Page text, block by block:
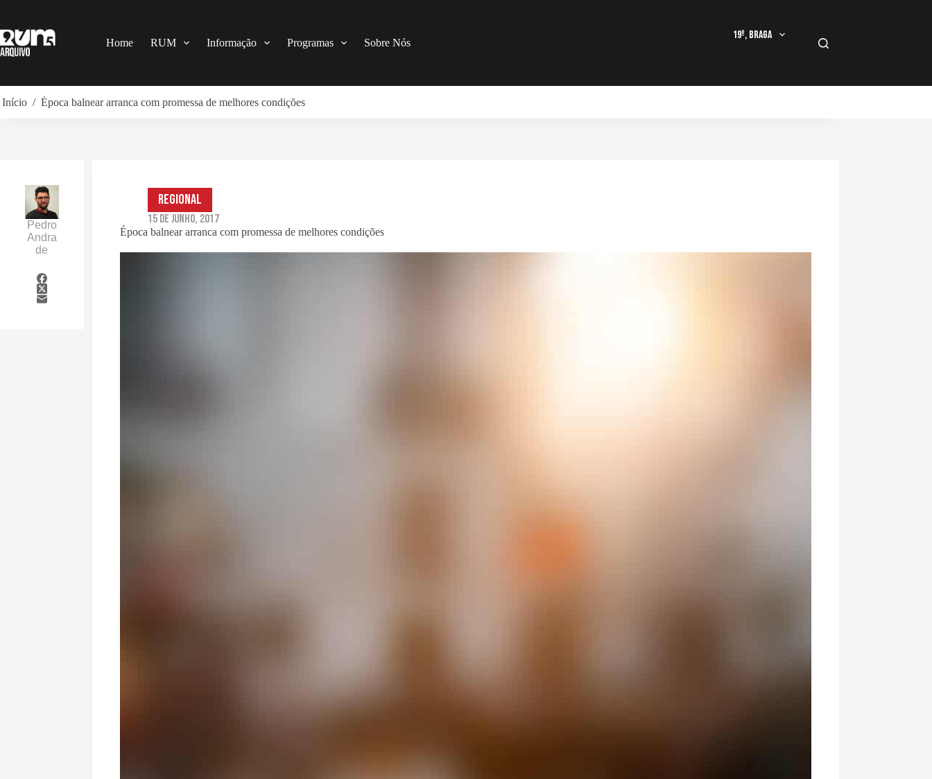
o
conteúdo
Home RUM Informação Programas Sobre Nós
19º, Braga
Início / Época balnear arranca com promessa de melhores condições
Época balnear arranca com promessa de melhores condições
Regional
15 de Junho, 2017
Pedro
Andra
de